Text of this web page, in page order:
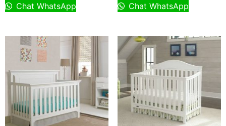
Chat WhatsApp Chat WhatsApp